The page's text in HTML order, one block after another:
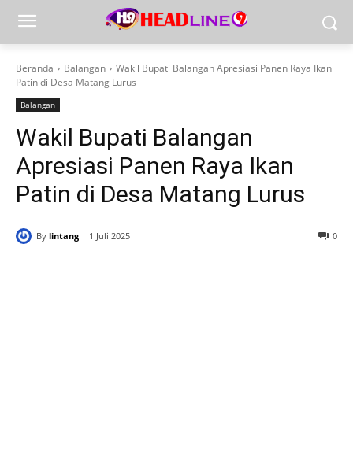
Beranda Balangan
Wakil Bupati Balangan Apresiasi Panen Raya Ikan
Patin di Desa Matang Lurus
Balangan
Wakil Bupati Balangan
Apresiasi Panen Raya Ikan
Patin di Desa Matang Lurus
By lintang 1 Juli 2025 0